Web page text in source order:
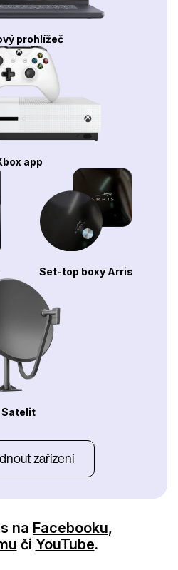
prohlížeč
app
Set-top boxy Arris
Satelit
zařízení
na Facebooku,
či YouTube.